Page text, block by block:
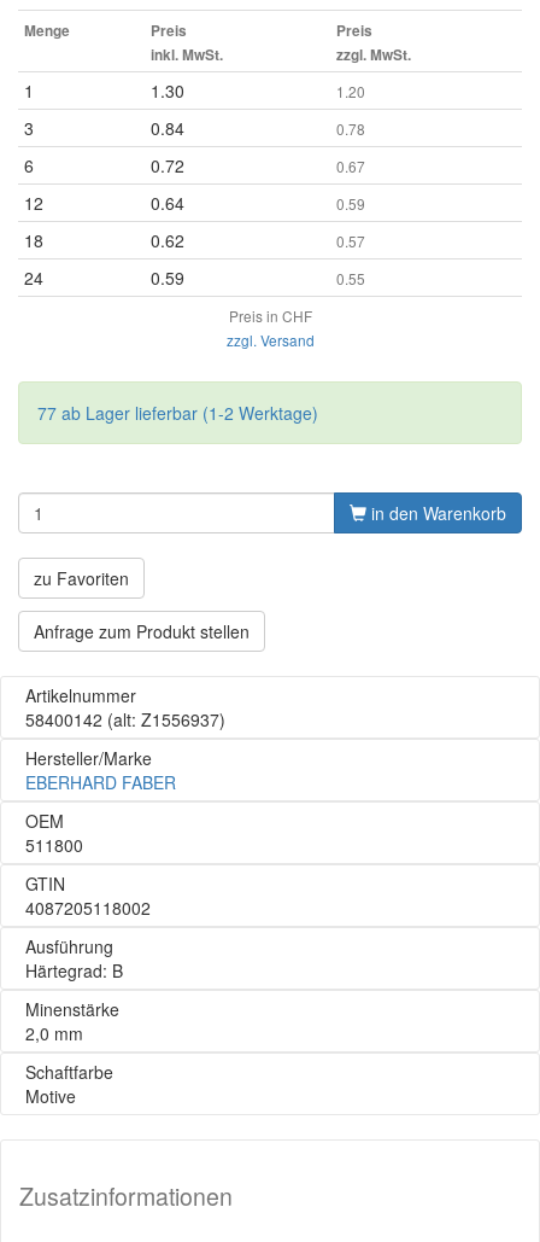
Menge
Preis
inkl. MwSt.
Preis
zzgl. MwSt.
1 1.30 1.20
3 0.84 0.78
6 0.72 0.67
12 0.64 0.59
18 0.62 0.57
24 0.59
0.55
Preis in CHF
zzgl. Versand
77 ab Lager lieferbar (1-2 Werktage)
in den Warenkorb
zu Favoriten
Anfrage zum Produkt stellen
Artikelnummer
58400142 (alt: Z1556937)
Hersteller/Marke
EBERHARD FABER
OEM
511800
GTIN
4087205118002
Ausführung
Härtegrad: B
Minenstärke
2,0 mm
Schaftfarbe
Motive
Zusatzinformationen